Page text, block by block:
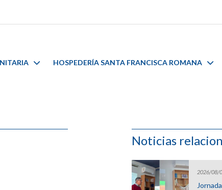
HOSPEDERÍA SANTA FRANCISCA ROMANA
Noticias
2026/08/